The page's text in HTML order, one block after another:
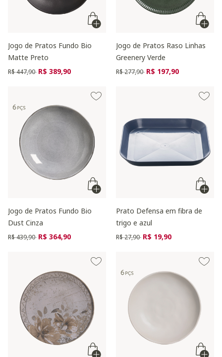
Jogo de Pratos Fundo Bio
Matte Preto
Preço reduzido de
R$ 447,90 para
R$ 389,90
Jogo de Pratos Raso Linhas
Greenery Verde
Preço reduzido de
R$ 277,90 para
R$ 197,90
Jogo de Pratos Fundo Bio
Dust Cinza
Preço reduzido de
R$ 439,90 para
R$ 364,90
Prato Defensa em fibra de
trigo e azul
Preço reduzido de
R$ 27,90 para
R$ 19,90